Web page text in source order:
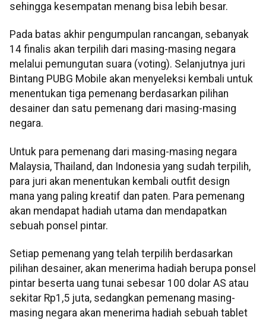
sehingga kesempatan menang bisa lebih besar.
Pada batas akhir pengumpulan rancangan, sebanyak
14 finalis akan terpilih dari masing-masing negara
melalui pemungutan suara (voting). Selanjutnya juri
Bintang PUBG Mobile akan menyeleksi kembali untuk
menentukan tiga pemenang berdasarkan pilihan
desainer dan satu pemenang dari masing-masing
negara.
Untuk para pemenang dari masing-masing negara
Malaysia, Thailand, dan Indonesia yang sudah terpilih,
para juri akan menentukan kembali outfit design
mana yang paling kreatif dan paten. Para pemenang
akan mendapat hadiah utama dan mendapatkan
sebuah ponsel pintar.
Setiap pemenang yang telah terpilih berdasarkan
pilihan desainer, akan menerima hadiah berupa ponsel
pintar beserta uang tunai sebesar 100 dolar AS atau
sekitar Rp1,5 juta, sedangkan pemenang masing-
masing negara akan menerima hadiah sebuah tablet